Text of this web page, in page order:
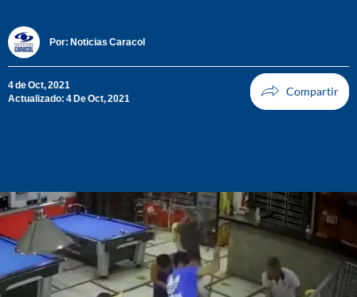
Por: Noticias Caracol
4 de Oct, 2021
Actualizado: 4 De Oct, 2021